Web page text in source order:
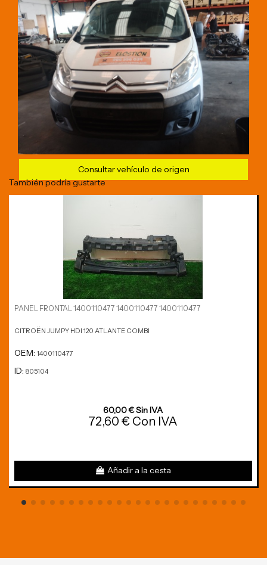
Consultar vehículo de origen
También podría gustarte
PANEL FRONTAL 1400110477 1400110477 1400110477
CITROËN JUMPY HDI 120 ATLANTE COMBI
OEM: 1400110477
ID: 805104
60,00 € Sin IVA
72,60 € Con IVA
Añadir a la cesta